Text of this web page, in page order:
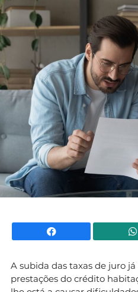
Facebook
A subida das taxas de juro
prestações do crédito